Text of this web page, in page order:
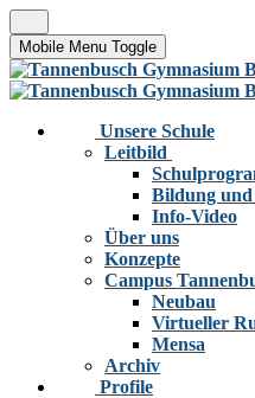
Mobile Menu Toggle
Unsere Schule
Leitbild
Bildung und
Info-Video
Über uns
Konzepte
Campus
Neubau
Virtueller
Mensa
Archiv
Profile